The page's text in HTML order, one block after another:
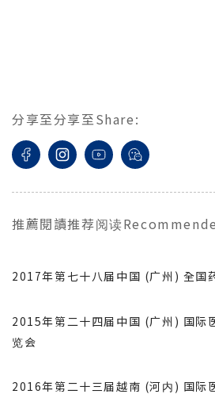
分享至分享至Share:
推薦閱讀推荐阅读
2017年第七十八届中国 (广州) 全国
2015年第二十四届中国 (广州) 国际
览会
2016年第二十三届越南 (河内) 国际